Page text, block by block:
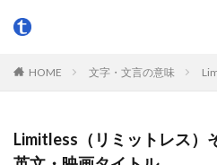
HOME 文字・文言の意味
Limitless（リミットレス）